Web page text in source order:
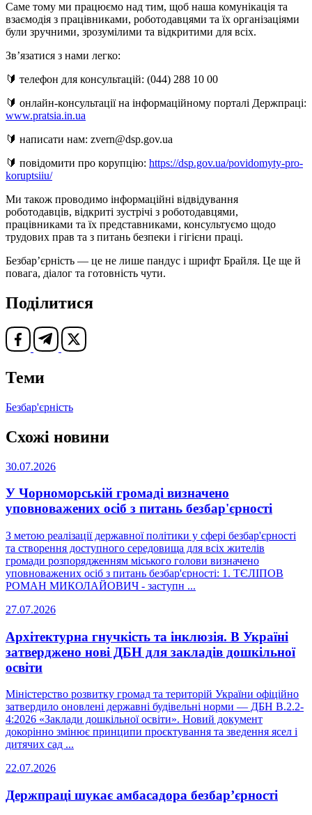
Саме тому ми працюємо над тим, щоб наша комунікація та
взаємодія з працівниками, роботодавцями та їх організаціями
були зручними, зрозумілими та відкритими для всіх.
Зв’язатися з нами легко:
🔰 телефон для консультацій: (044) 288 10 00
🔰 онлайн-консультації на інформаційному порталі Держпраці:
www.pratsia.in.ua
🔰 написати нам: zvern@dsp.gov.ua
🔰 повідомити про корупцію: https://dsp.gov.ua/povidomyty-pro-
koruptsiiu/
Ми також проводимо інформаційні відвідування
роботодавців, відкриті зустрічі з роботодавцями,
працівниками та їх представниками, консультуємо щодо
трудових прав та з питань безпеки і гігієни праці.
Безбар’єрність — це не лише пандус і шрифт Брайля. Це ще й
повага, діалог та готовність чути.
Поділитися
Теми
Безбар'єрність
Схожі новини
30.07.2026
У Чорноморській громаді визначено
уповноважених осіб з питань безбар'єрності
З метою реалізації державної політики у сфері безбар'єрності
та створення доступного середовища для всіх жителів
громади розпорядженням міського голови визначено
уповноважених осіб з питань безбар'єрності: 1. ТЄЛІПОВ
РОМАН МИКОЛАЙОВИЧ - заступн ...
27.07.2026
Архітектурна гнучкість та інклюзія. В Україні
затверджено нові ДБН для закладів дошкільної
освіти
Міністерство розвитку громад та територій України офіційно
затвердило оновлені державні будівельні норми — ДБН В.2.2-
4:2026 «Заклади дошкільної освіти». Новий документ
докорінно змінює принципи проєктування та зведення ясел і
дитячих сад ...
22.07.2026
Держпраці шукає амбасадора безбар’єрності